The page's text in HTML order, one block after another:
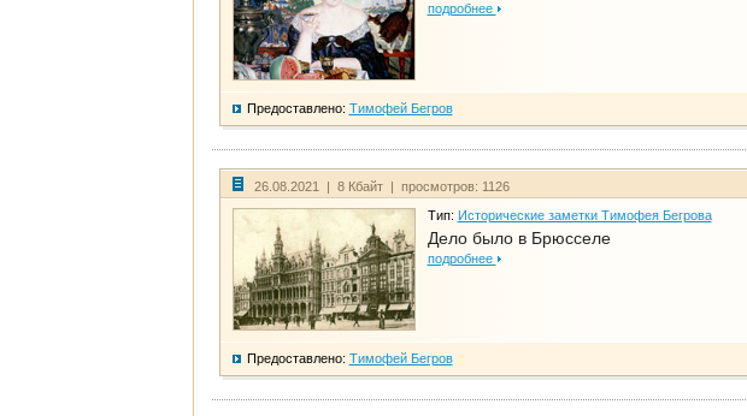
подробнее
Предоставлено: Тимофей Бегров
26.08.2021 | 8 Кбайт | просмотров: 1126
Тип: Исторические заметки Тимофея Бегрова
Дело было в Брюсселе
подробнее
Предоставлено: Тимофей Бегров